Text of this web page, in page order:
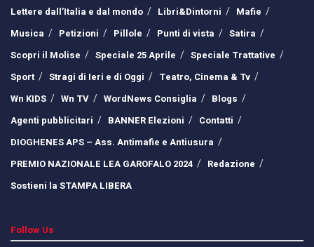
Lettere dall’Italia e dal mondo
Libri&Dintorni
Mafie
Musica
Petizioni Pillole Punti di vista
Satira
Scopri il Molise
Speciale 25 Aprile
Speciale Trattative
Sport
Stragi di Ieri e di Oggi
Teatro, Cinema & Tv
Wn KIDS
Wn TV WordNews Consiglia
Blogs
Agenti pubblicitari
BANNER Elezioni
Contatti
DIOGHENES APS – Ass. Antimafie e Antiusura
PREMIO NAZIONALE LEA GAROFALO 2024
Redazione
Sostieni la STAMPA LIBERA
Follow Us